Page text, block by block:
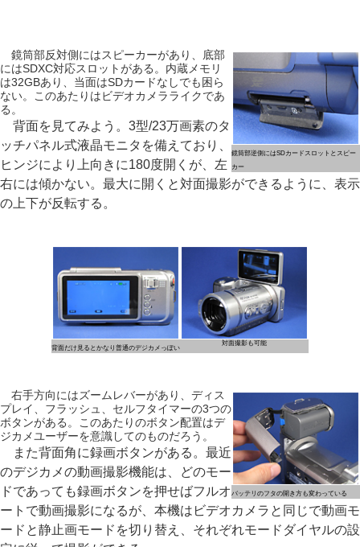
鏡筒部逆側にはSDカードスロットとスピー
カー
鏡筒部反対側にはスピーカーがあり、底部
にはSDXC対応スロットがある。内蔵メモリ
は32GBあり、当面はSDカードなしでも困ら
ない。このあたりはビデオカメラライクであ
る。
背面を見てみよう。3型/23万画素のタ
ッチパネル式液晶モニタを備えており、
ヒンジにより上向きに180度開くが、左
右には傾かない。最大に開くと対面撮影ができるように、表示
の上下が反転する。
背面だけ見るとかなり普通のデジカメっぽい
対面撮影も可能
バッテリのフタの開き方も変わっている
右手方向にはズームレバーがあり、ディス
プレイ、フラッシュ、セルフタイマーの3つの
ボタンがある。このあたりのボタン配置はデ
ジカメユーザーを意識してのものだろう。
また背面角に録画ボタンがある。最近
のデジカメの動画撮影機能は、どのモー
ドであっても録画ボタンを押せばフルオ
ートで動画撮影になるが、本機はビデオカメラと同じで動画モ
ードと静止画モードを切り替え、それぞれモードダイヤルの設